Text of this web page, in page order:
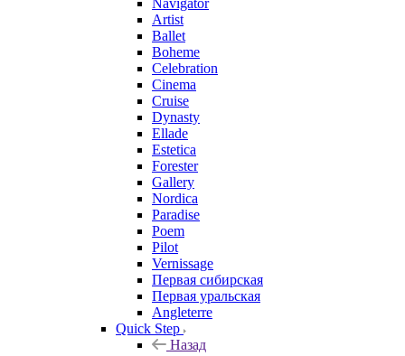
Navigator
Artist
Ballet
Boheme
Celebration
Cinema
Cruise
Dynasty
Ellade
Estetica
Forester
Gallery
Nordica
Paradise
Poem
Pilot
Vernissage
Первая сибирская
Первая уральская
Angleterre
Quick Step
Назад